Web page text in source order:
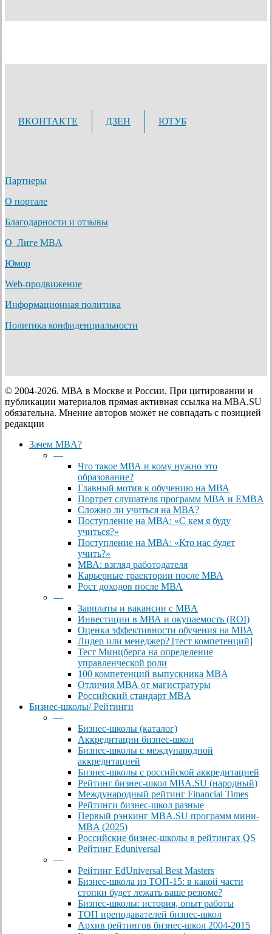
ВКОНТАКТЕ ДЗЕН ЮТУБ
Партнеры
О портале
Благодарности и отзывы
О Лиге MBA
Юмор
Web-продвижение
Информационная политика
Политика конфиденциальности
© 2004-2026. МВА в Москве и России. При цитировании и
публикации материалов прямая активная ссылка на MBA.SU
обязательна. Мнение авторов может не совпадать с позицией
редакции
Close
Зачем MBA?
—
Что такое МВА и кому нужно это
образование?
Главный мотив к обучению на МВА
Портрет слушателя программ МВА и EMBA
Сложно ли учиться на МВА?
Поступление на МВА: «С кем я буду
учиться?»
Поступление на МВА: «Кто нас будет
учить?»
МВА: взгляд работодателя
Карьерные траектории после МВА
Рост доходов после МВА
—
Зарплаты и вакансии с MBA
Инвестиции в МВА и окупаемость (ROI)
Оценка эффективности обучения на МВА
Лидер или менеджер? [тест компетенций]
Тест Минцберга на определение
управленческой роли
100 компетенций выпускника MBA
Отличия МВА от магистратуры
Российский стандарт MBA
Бизнес-школы/ Рейтинги
—
Бизнес-школы (каталог)
Аккредитации бизнес-школ
Бизнес-школы с международной
аккредитацией
Бизнес-школы с российской аккредитацией
Рейтинг бизнес-школ MBA.SU (народный)
Международный рейтинг Financial Times
Рейтинги бизнес-школ разные
Первый рэнкинг MBA.SU программ мини-
MBA (2025)
Российские бизнес-школы в рейтингах QS
Рейтинг Eduniversal
—
Рейтинг EdUniversal Best Masters
Бизнес-школа из ТОП-15: в какой части
стопки будет лежать ваше резюме?
Бизнес-школы: история, опыт работы
ТОП преподавателей бизнес-школ
Архив рейтингов бизнес-школ 2004-2015